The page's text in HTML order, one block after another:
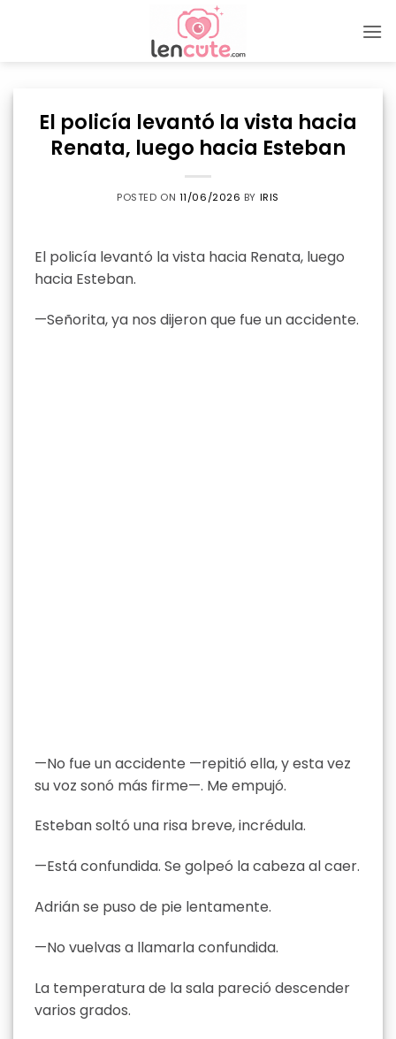
El policía levantó la vista hacia
Renata, luego hacia Esteban
POSTED ON 11/06/2026 BY IRIS
El policía levantó la vista hacia Renata, luego
hacia Esteban.
—Señorita, ya nos dijeron que fue un accidente.
—No fue un accidente —repitió ella, y esta vez
su voz sonó más firme—. Me empujó.
Esteban soltó una risa breve, incrédula.
—Está confundida. Se golpeó la cabeza al caer.
Adrián se puso de pie lentamente.
—No vuelvas a llamarla confundida.
La temperatura de la sala pareció descender
varios grados.